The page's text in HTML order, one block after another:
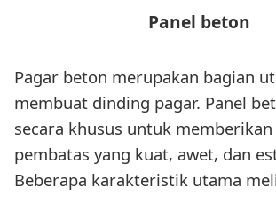
Panel beton
Pagar beton merupakan bagian
membuat dinding pagar. Panel
secara khusus untuk
pembatas yang kuat, awet, dan
Beberapa karakteristik utama